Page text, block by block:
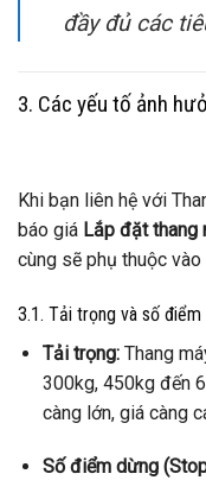
đầy đủ các
3. Các yếu tố ảnh
Khi bạn liên hệ với
báo giá Lắp đặt thang
cùng sẽ phụ thuộc vào
3.1. Tải trọng và số
Tải trọng:Thang
300kg, 450kg đến
càng lớn, giá càng
Số điểm dừng